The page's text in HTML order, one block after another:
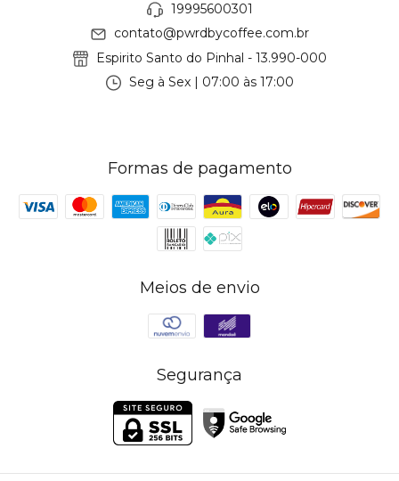
19995600301
contato@pwrdbycoffee.com.br
Espirito Santo do Pinhal - 13.990-000
Seg à Sex | 07:00 às 17:00
Formas de pagamento
Meios de envio
Segurança